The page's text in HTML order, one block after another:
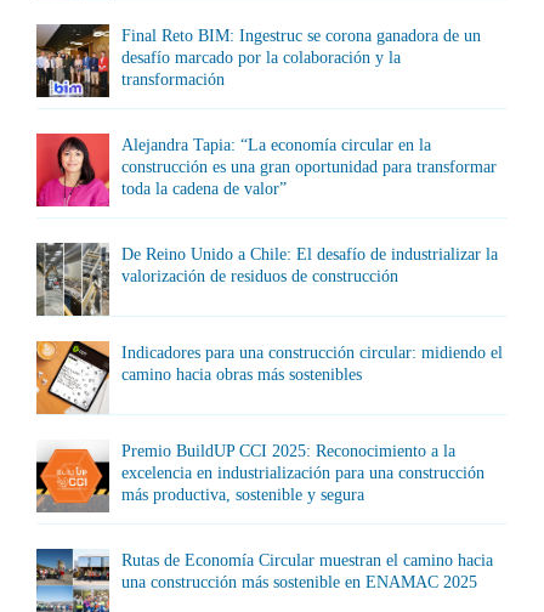
Final Reto BIM: Ingestruc se corona ganadora de un
desafío marcado por la colaboración y la
transformación
Alejandra Tapia: “La economía circular en la
construcción es una gran oportunidad para transformar
toda la cadena de valor”
De Reino Unido a Chile: El desafío de industrializar la
valorización de residuos de construcción
Indicadores para una construcción circular: midiendo el
camino hacia obras más sostenibles
Premio BuildUP CCI 2025: Reconocimiento a la
excelencia en industrialización para una construcción
más productiva, sostenible y segura
Rutas de Economía Circular muestran el camino hacia
una construcción más sostenible en ENAMAC 2025